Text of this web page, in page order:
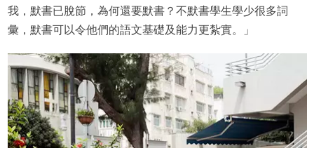
我，默書已脫節，為何還要默書？不默書學生學少很多詞
彙，默書可以令他們的語文基礎及能力更紮實。」